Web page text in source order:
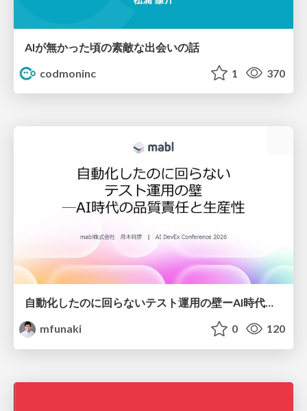
AIが無かった頃の素敵な出会いの話
codmoninc
1 370
自動化したのに回らないテスト運用の壁ーAI時代の品質責任と生産性
mfunaki
0 120